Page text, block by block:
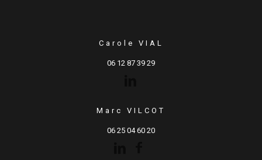
Carole VIAL
06 12 87 39 29
Marc VILCOT
06 25 04 60 20